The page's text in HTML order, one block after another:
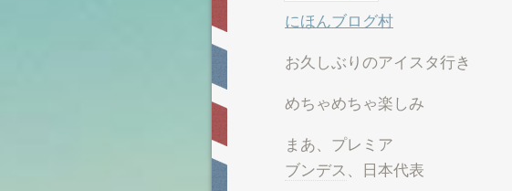
にほんブログ村
お久しぶりのアイスタ行き
めちゃめちゃ楽しみ
まあ、プレミア
ブンデス、日本代表